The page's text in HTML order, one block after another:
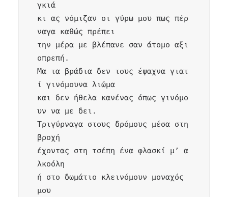
γκιά
κι ας νόμιζαν οι γύρω μου πως πέρ
ναγα καθώς πρέπει
την μέρα με βλέπανε σαν άτομο αξι
οπρεπή.
Μα τα βράδια δεν τους έψαχνα γιατ
ί γινόμουνα λιώμα
και δεν ήθελα κανένας όπως γινόμο
υν να με δει.
Τριγύρναγα στους δρόμους μέσα στη
βροχή
έχοντας στη τσέπη ένα φλασκί μ’ α
λκοόλη
ή στο δωμάτιο κλεινόμουν μοναχός
μου